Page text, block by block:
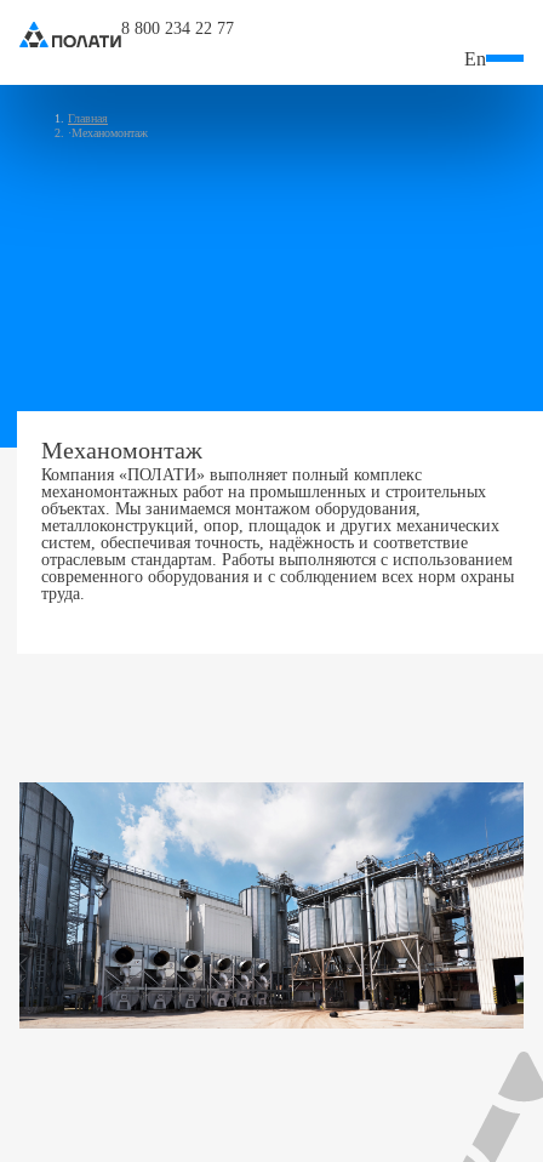
8 800 234 22 77
En
Главная
Механомонтаж
Механомонтаж
Компания «ПОЛАТИ» выполняет полный комплекс
механомонтажных работ на промышленных и строительных
объектах. Мы занимаемся монтажом оборудования,
металлоконструкций, опор, площадок и других механических
систем, обеспечивая точность, надёжность и соответствие
отраслевым стандартам. Работы выполняются с использованием
современного оборудования и с соблюдением всех норм охраны
труда.